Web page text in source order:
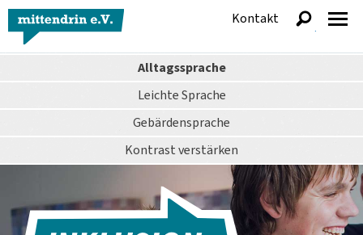
Alltagssprache
Leichte Sprache
Gebärdensprache
Kontrastverstärken
Kontakt
anzeigen